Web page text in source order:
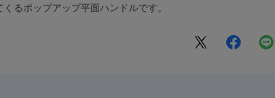
るポップアップ平面ハンドルです。